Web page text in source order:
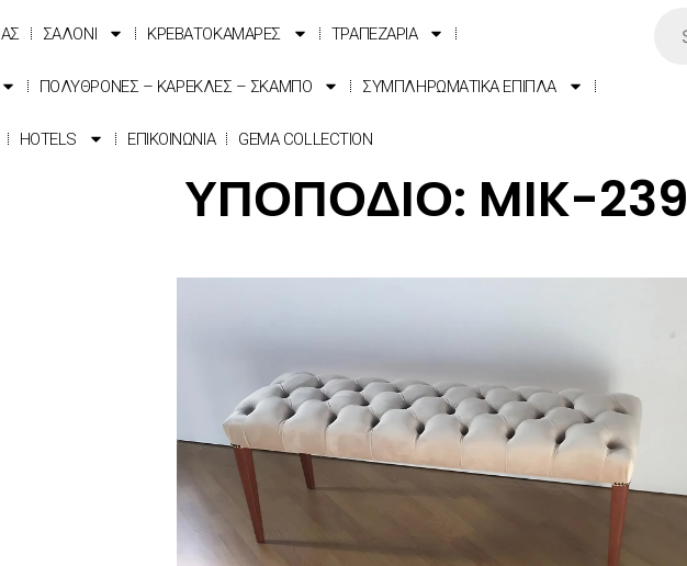
ΣΑΛΟΝΙ ΚΡΕΒΑΤΟΚΑΜΑΡΕΣ ΤΡΑΠΕΖΑΡΙΑ
ΠΟΛΥΘΡΟΝΕΣ – ΚΑΡΕΚΛΕΣ – ΣΚΑΜΠΟ ΣΥΜΠΛΗΡΩΜΑΤΙΚΑ ΕΠΙΠΛΑ
HOTELS ΕΠΙΚΟΙΝΩΝΙΑ GEMA COLLECTION
ΥΠΟΠΟΔΙΟ: MIK-239